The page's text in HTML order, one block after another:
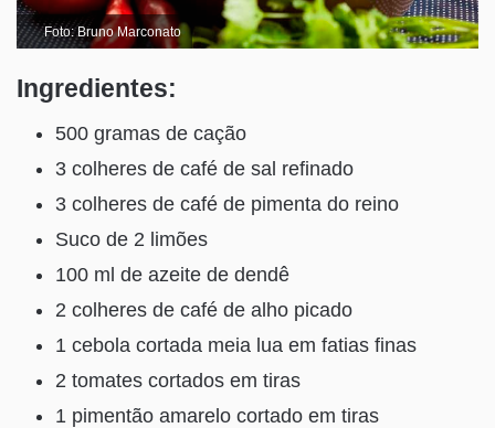
Foto: Bruno Marconato
Ingredientes:
500 gramas de cação
3 colheres de café de sal refinado
3 colheres de café de pimenta do reino
Suco de 2 limões
100 ml de azeite de dendê
2 colheres de café de alho picado
1 cebola cortada meia lua em fatias finas
2 tomates cortados em tiras
1 pimentão amarelo cortado em tiras